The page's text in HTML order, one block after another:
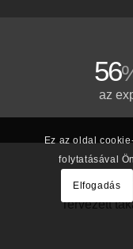
56
az
2
Tervezett
Ez az oldal
folytatásával
Elfogadás